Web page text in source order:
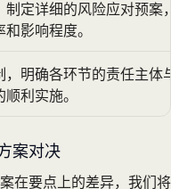
制定详细的风险应对预案
影响程度。
，明确各环节的责任主体
利实施。
案对决
在要点上的差异，我们将